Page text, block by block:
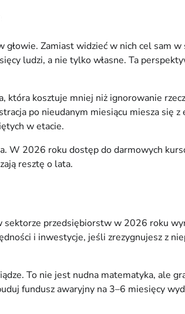
Zamiast widzieć w nich cel sam
ludzi, a nie tylko własne. Ta
która kosztuje mniej niż ignorowanie
po nieudanym miesiącu miesza się
w etacie.
W 2026 roku dostęp do darmowych
resztę o lata.
przedsiębiorstw w 2026 roku
i inwestycje, jeśli zrezygnujesz z
To nie jest nudna matematyka, ale
fundusz awaryjny na 3–6 miesięcy